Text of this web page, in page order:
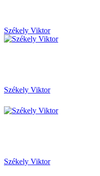
Székely Viktor
Székely Viktor
Székely Viktor